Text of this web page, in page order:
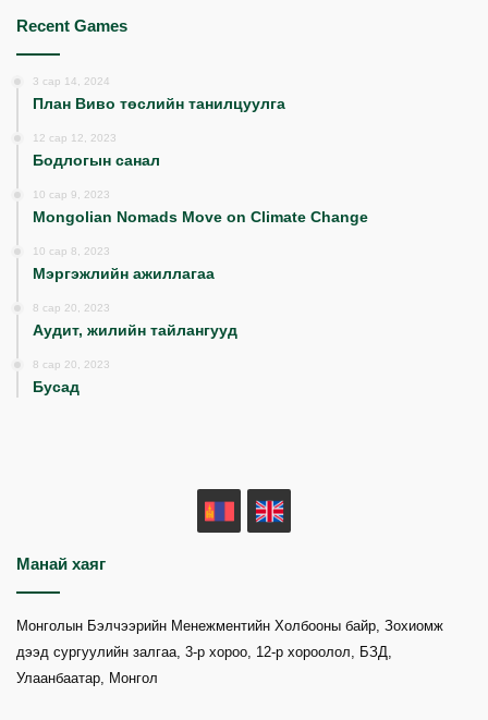
Recent Games
3 сар 14, 2024
План Виво төслийн танилцуулга
12 сар 12, 2023
Бодлогын санал
10 сар 9, 2023
Mongolian Nomads Move on Climate Change
10 сар 8, 2023
Мэргэжлийн ажиллагаа
8 сар 20, 2023
Аудит, жилийн тайлангууд
8 сар 20, 2023
Бусад
MN
Манай хаяг
Монголын Бэлчээрийн Менежментийн Холбооны байр, Зохиомж
дээд сургуулийн залгаа, 3-р хороо, 12-р хороолол, БЗД,
Улаанбаатар, Монгол